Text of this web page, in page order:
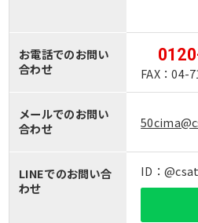
お電話でのお問い
合わせ
FAX：04-
メールでのお問い
合わせ
LINEでのお問い合
わせ
ID：